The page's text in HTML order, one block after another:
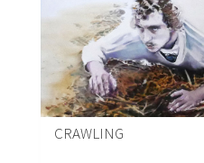
CRAWLING